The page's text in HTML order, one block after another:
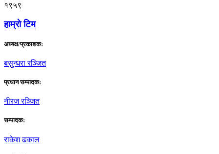
१९५९
हाम्राे टिम
अध्यक्ष/प्रकाशक:
बसुन्धरा रञ्जित
प्रधान सम्पादक:
नीरज रञ्जित
सम्पादक:
राकेश ढकाल